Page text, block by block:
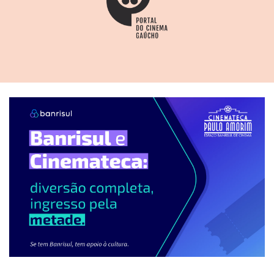
Cardim, em Santiago do Chile) e sugere que o ex-
presidente João Goulart (1919-1976) foi morto por
envenenamento. Observação: em 2013, os restos
investiga até mesmo as suspeitas de que Juscelino
Kubitschek (1902-1976) tenha sido assassinado, em um
acidente de carro "estimulado", no Rio de Janeiro.
Operação Condor – Verdade inconclusa
em 2015, no Museo de la Memoria y los Derechos
Humanos (Santiago, Chile). Uma versão ampliada, como
série de TV, também foi produzida, com sete episódios.
O roteiro foi construído através de uma sólida pesquisa
documental em instituições de preservação da
memória. Segundo o Portal Opera Mundi, o cineasta
pernambucano Cleonildo Cruz começou as filmagens no